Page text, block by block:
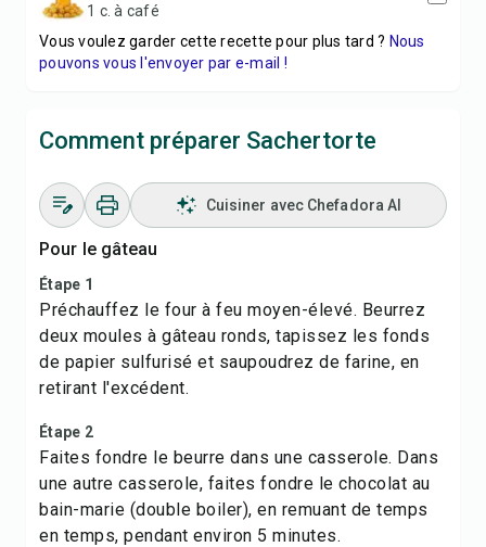
1 c. à café
Vous voulez garder cette recette pour plus tard ? Nous
pouvons vous l'envoyer par e-mail !
Comment préparer Sachertorte
Cuisiner avec Chefadora AI
Pour le gâteau
Étape 1
Préchauffez le four à feu moyen-élevé. Beurrez
deux moules à gâteau ronds, tapissez les fonds
de papier sulfurisé et saupoudrez de farine, en
retirant l'excédent.
Étape 2
Faites fondre le beurre dans une casserole. Dans
une autre casserole, faites fondre le chocolat au
bain-marie (double boiler), en remuant de temps
en temps, pendant environ 5 minutes.